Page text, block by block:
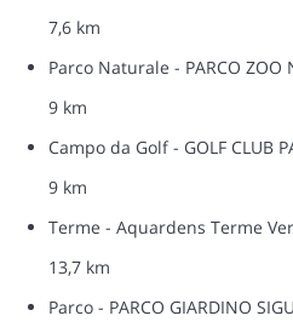
7,6 km
Parco Naturale - PARCO ZOO
9 km
Campo da Golf - GOLF CLUB
9 km
Terme - Aquardens Terme
13,7 km
Parco - PARCO GIARDINO